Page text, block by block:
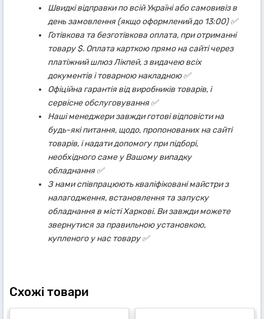
Швидкі відправки по всій Україні або самовивіз в
день замовлення (якщо оформлений до 13:00) ✅
Готівкова та безготівкова оплата, при отриманні
товару $. Оплата карткою прямо на сайті через
платіжний шлюз Лікпей, з видачею всіх
документів і товарною накладною ✅
Офіційна гарантія від виробників товарів, і
сервісне обслуговування ✅
Наші менеджери завжди готові відповісти на
будь-які питання, щодо, пропонованих на сайті
товарів, і надати допомогу при підборі,
необхідного саме у Вашому випадку
обладнання ✅
З нами співпрацюють кваліфіковані майстри з
налагодження, встановлення та запуску
обладнання в місті Харкові. Ви завжди можете
звернутися за правильною установкою,
купленого у нас товару ✅
Схожі товари